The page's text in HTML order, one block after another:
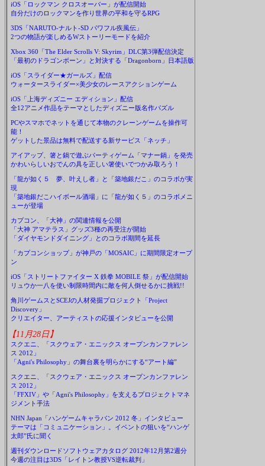
iOS「ロックマン クロスオーバー」が配信開始
自分だけのロックマンを作り世界の平和を守るRPG
3DS「NARUTO-ナルト-SD パワフル疾風伝」
2つの物語が楽しめるWストーリーモードを紹介
Xbox 360「The Elder Scrolls V: Skyrim」DLC第3弾配信決定
「最初のドラゴンボーン」と対決する「Dragonborn」日本語版
iOS「スライダー★ガールズ」配信
ウォータースライダー×美少女のレースアクションゲーム
iOS「上海ディズニー エディション」配信
全12アニメ作品をテーマとしたディズニー版名作パズル
PCやスマホでネットを通じて本物のクレーンゲームを操作可
能！
ゲットした景品は無料で配送する新サービス「ネッチ」
アイアップ、箸と鍋で遊ぶパーティゲーム「マナー鍋」を発売
かわいらしいおでんの具を正しい箸使いでつかみ取ろう！
「龍が如く５ 夢、叶えし者」と「築地銀だこ」のコラボが実
現
「築地銀だこハイボール酒場」に「龍が如く５」のコラボメニ
ューが登場
カプコン、「大神」の関連情報を公開
「大神 アマテラス」グッズ3種の再受注が開始
「ダイヤモンドダイニング」とのコラボ期間を延長
「カプコンショップ」が神戸の「MOSAIC」に期間限定オープ
ン
iOS「ストリートファイター X 鉄拳 MOBILE 祭」が配信開始
リュウか一八を使い制限時間内に敵を何人倒せるかに挑戦!!
角川ゲームスとSCEJの人材発掘プロジェクト「Project
Discovery」
クリエイター、アーティストの応援インタビューを公開
【11月28日】
スクエニ、「スクウェア・エニックス オープンカンファレン
ス 2012」
「Agni's Philosophy」の舞台裏を明らかにする“アート編”
スクエニ、「スクウェア・エニックス オープンカンファレン
ス 2012」
「FFXIV」や「Agni's Philosophy」を支えるプロジェクトマネ
ジメント手法
NHN Japan「ハンゲームキャラバン 2012 冬」インタビュー
テーマは「コミュニケーション」。イベントの狙いを“ハンゲ
太郎”氏に聞く
週刊ダウンロードソフトウェアカタログ 2012年12月第2週分
今週の注目は3DS「レイトン教授VS逆転裁判」